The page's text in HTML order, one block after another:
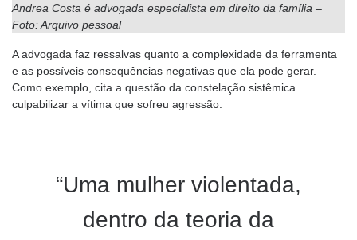
Andrea Costa é advogada especialista em direito da família –
Foto: Arquivo pessoal
A advogada faz ressalvas quanto a complexidade da ferramenta
e as possíveis consequências negativas que ela pode gerar.
Como exemplo, cita a questão da constelação sistêmica
culpabilizar a vítima que sofreu agressão:
“Uma mulher violentada,
dentro da teoria da